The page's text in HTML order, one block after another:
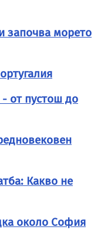
започва морето
от пустош до
Какво не
около София